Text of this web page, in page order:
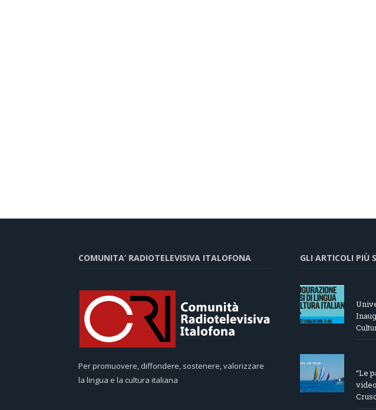
COMUNITA’ RADIOTELEVISIVA ITALOFONA
Per promuovere, diffondere, sostenere, valorizzare
la lingua e la cultura italiana
GLI ARTICOLI PIÙ
“Le